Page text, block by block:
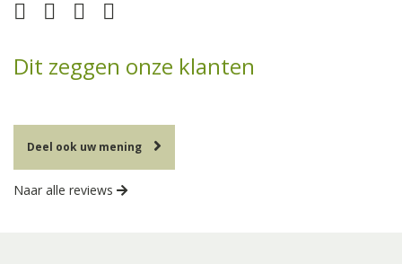
Dit zeggen onze klanten
Deel ook uw mening
Naar alle reviews